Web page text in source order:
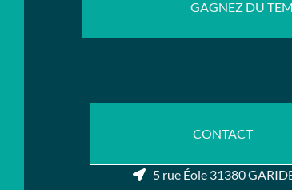
GAGNEZ DU
CONTACT
5 rue Éole 31380